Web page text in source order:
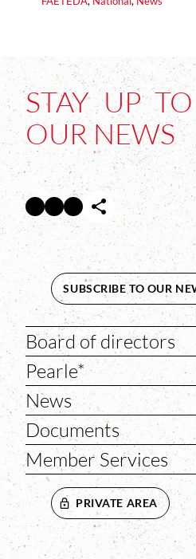
STAY UP
OUR NEWS
Facebook Abre en nueva ventana
Twitter Abre en nueva ventana
InstagramAbre en nueva ventana
SUBSCRIBE TO OUR
Board of directors
Pearle*
News
Documents
Member Services
PRIVATE AREA